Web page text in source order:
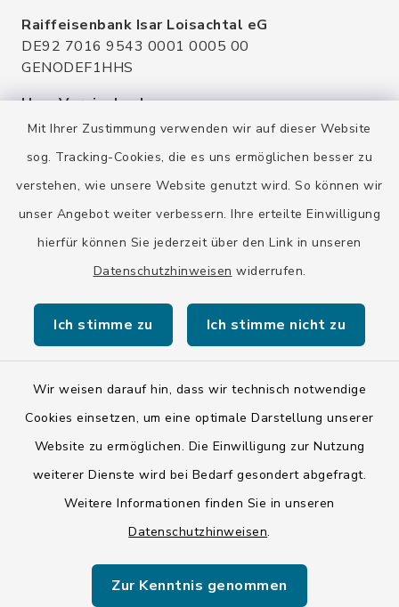
Mit Ihrer Zustimmung verwenden wir auf dieser Website
sog. Tracking-Cookies, die es uns ermöglichen besser zu
verstehen, wie unsere Website genutzt wird. So können wir
unser Angebot weiter verbessern. Ihre erteilte Einwilligung
hierfür können Sie jederzeit über den Link in unseren
Datenschutzhinweisen widerrufen.
Ich stimme zu Ich stimme nicht zu
Wir weisen darauf hin, dass wir technisch notwendige
Cookies einsetzen, um eine optimale Darstellung unserer
Website zu ermöglichen. Die Einwilligung zur Nutzung
weiterer Dienste wird bei Bedarf gesondert abgefragt.
Weitere Informationen finden Sie in unseren
Datenschutzhinweisen.
Zur Kenntnis genommen
Raiffeisenbank Isar Loisachtal eG
DE92 7016 9543 0001 0005 00
GENODEF1HHS
HypoVereinsbank
DE20 7002 0270 3630 1010 09
Barrierefreiheit
Datenschutz
Impressum
ISIS 12
Sitemap
Cookie-Einstellungen